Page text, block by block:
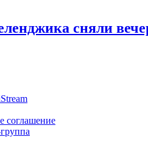
сняли
соглашение